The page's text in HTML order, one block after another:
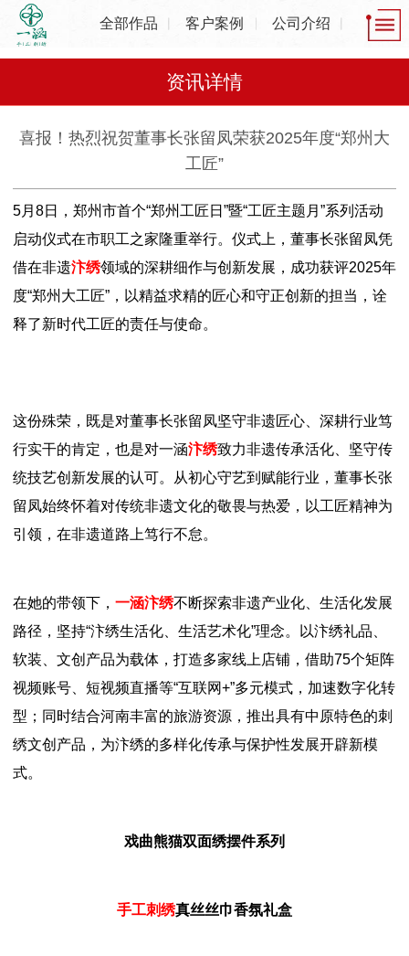
全部作品 客户案例 公司介绍
资讯详情
喜报！热烈祝贺董事长张留凤荣获2025年度“郑州大
工匠”
5月8日，郑州市首个“郑州工匠日”暨“工匠主题月”系列活动
启动仪式在市职工之家隆重举行。仪式上，董事长张留凤凭
借在非遗汴绣领域的深耕细作与创新发展，成功获评2025年
度“郑州大工匠”，以精益求精的匠心和守正创新的担当，诠
释了新时代工匠的责任与使命。
这份殊荣，既是对董事长张留凤坚守非遗匠心、深耕行业笃
行实干的肯定，也是对一涵汴绣致力非遗传承活化、坚守传
统技艺创新发展的认可。从初心守艺到赋能行业，董事长张
留凤始终怀着对传统非遗文化的敬畏与热爱，以工匠精神为
引领，在非遗道路上笃行不怠。
在她的带领下， 一涵汴绣不断探索非遗产业化、生活化发展
路径，坚持“汴绣生活化、生活艺术化”理念。以汴绣礼品、
软装、文创产品为载体，打造多家线上店铺，借助75个矩阵
视频账号、短视频直播等“互联网+”多元模式，加速数字化转
型；同时结合河南丰富的旅游资源，推出具有中原特色的刺
绣文创产品，为汴绣的多样化传承与保护性发展开辟新模
式。
戏曲熊猫双面绣摆件系列
手工刺绣真丝丝巾香氛礼盒